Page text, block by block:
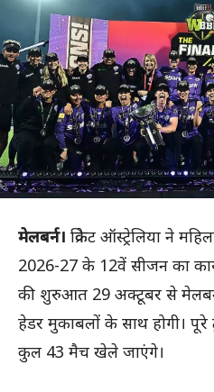
मेलबर्न। क्रिकेट ऑस्ट्रेलिया ने
2026-27 के 12वें सीजन का
की शुरुआत 29 अक्टूबर से
हेडर मुकाबलों के साथ होगी। पूरे
कुल 43 मैच खेले जाएंगे।